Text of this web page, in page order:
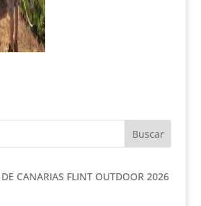
CANARIAS FLINT OUTDOOR 2026